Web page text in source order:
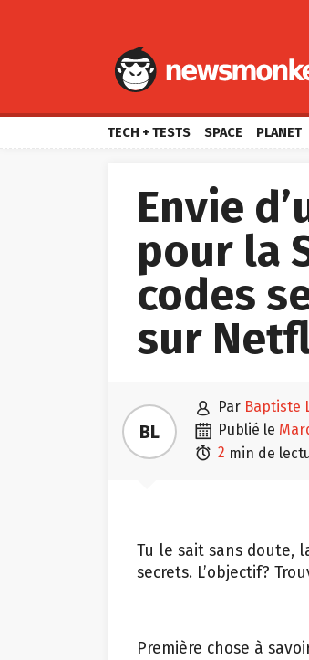
TECH + TESTS SPACE PLANET
Envie
pour la
codes
sur
BL
 par Baptiste
 publié le
 2 min de
Tu le sait sans doute,
secrets. L’objectif?
Première chose à